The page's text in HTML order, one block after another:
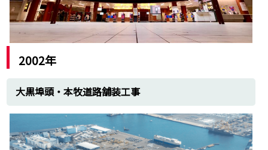
2002年
大黒埠頭・本牧道路舗装工事